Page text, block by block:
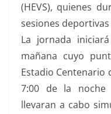
(HEVS), quienes
sesiones
La jornada
mañana cuyo
Estadio Centenario
7:00 de la noche
llevaran a cabo